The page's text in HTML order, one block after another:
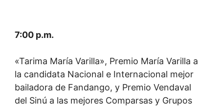
7:00 p.m.
«Tarima María Varilla», Premio María Varilla a
la candidata Nacional e Internacional mejor
bailadora de Fandango, y Premio Vendaval
del Sinú a las mejores Comparsas y Grupos